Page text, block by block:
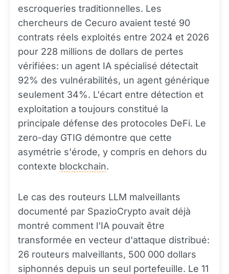
escroqueries traditionnelles. Les
chercheurs de Cecuro avaient testé 90
contrats réels exploités entre 2024 et 2026
pour 228 millions de dollars de pertes
vérifiées: un agent IA spécialisé détectait
92% des vulnérabilités, un agent générique
seulement 34%. L'écart entre détection et
exploitation a toujours constitué la
principale défense des protocoles DeFi. Le
zero-day GTIG démontre que cette
asymétrie s'érode, y compris en dehors du
contexte blockchain.
Le cas des routeurs LLM malveillants
documenté par SpazioCrypto avait déjà
montré comment l'IA pouvait être
transformée en vecteur d'attaque distribué:
26 routeurs malveillants, 500 000 dollars
siphonnés depuis un seul portefeuille. Le 11